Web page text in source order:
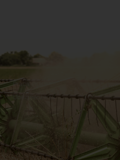
Praca
Ubezpieczenia